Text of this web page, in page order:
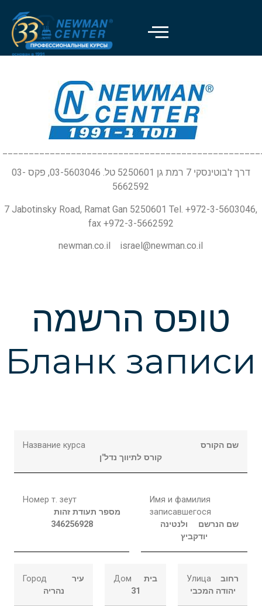
דרך ז'בוטינסקי 7 רמת גן 5250601 טל. 03-5603046, פקס 03-
5662592
7 Jabotinsky Road, Ramat Gan 5250601 Tel. +972-3-5603046,
fax +972-3-5662592
newman.co.il israel@newman.co.il
טופס הרשמה
Бланк записи
Название курса
שם הקורס
קורס לתיווך נדל"ן
Номер т. зеут
מספר תעודת זהות
346256928
Имя и фамилия
записавшегося
שם הנרשם
ולנטינה
יודקביץ
Город
עיר
נהריה
Дом
בית
31
Улица
רחוב
יהודה המכבי